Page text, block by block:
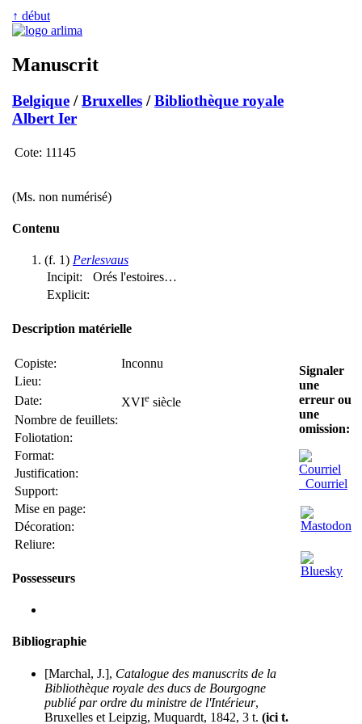
↑ début
Manuscrit
Belgique /Bruxelles /Bibliothèque royale
Albert Ier
Cote: 11145
(Ms. non numérisé)
Contenu
(f. 1) Perlesvaus
Incipit:
Orés l'estoires…
Explicit:
Description matérielle
Copiste:
Inconnu
Lieu:
Date:
XVIe siècle
Nombre de feuillets:
Foliotation:
Format:
Justification:
Support:
Mise en page:
Décoration:
Reliure:
Possesseurs
Bibliographie
[Marchal, J.], Catalogue des manuscrits de la
Bibliothèque royale des ducs de Bourgogne
publié par ordre du ministre de l'Intérieur,
Bruxelles et Leipzig, Muquardt, 1842, 3 t. (ici t.
Signaler
une
erreur ou
une
omission:
Courriel